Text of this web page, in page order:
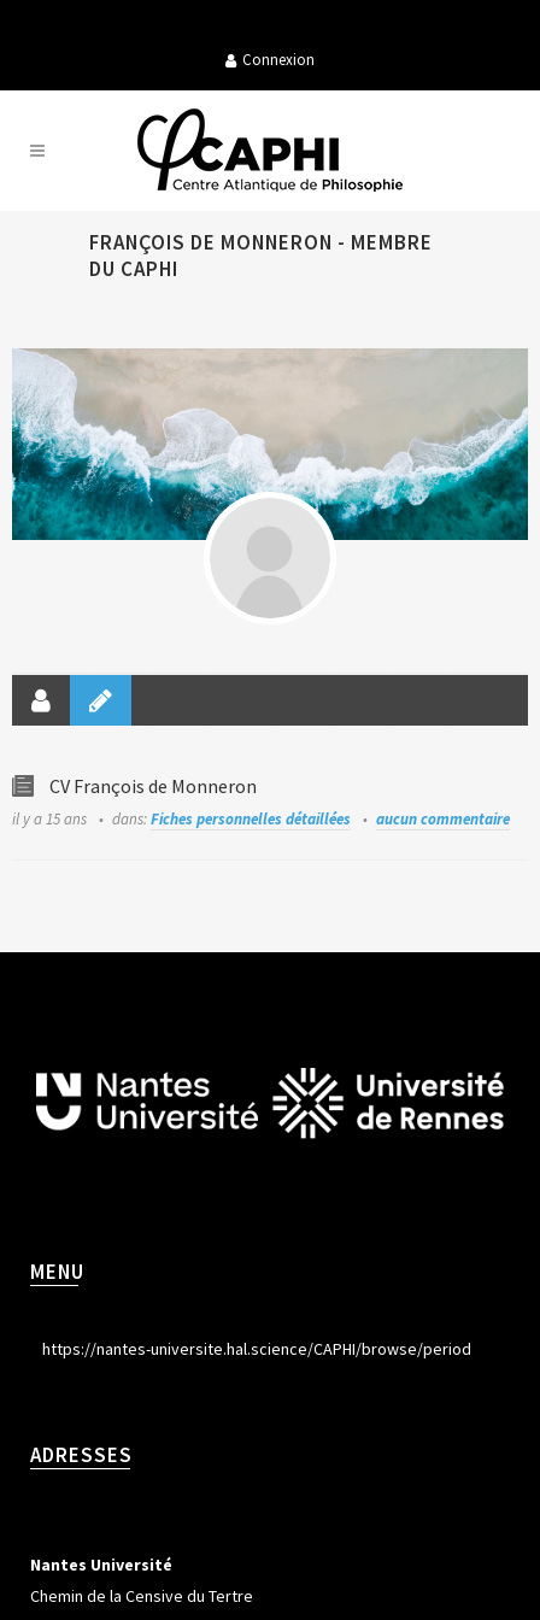
Connexion
FRANÇOIS DE MONNERON - MEMBRE
DU CAPHI
CV François de Monneron
il y a 15 ans dans:Fiches personnelles détaillées aucun commentaire
MENU
https://nantes-universite.hal.science/CAPHI/browse/period
ADRESSES
Nantes Université
Chemin de la Censive du Tertre